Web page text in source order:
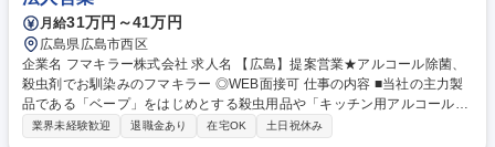
月給31万円～41万円
広島県広島市西区
企業名 フマキラー株式会社 求人名 【広島】提案営業★アルコール除菌、
殺虫剤でお馴染みのフマキラー ◎WEB面接可 仕事の内容 ■当社の主力製
品である「ベープ」をはじめとする殺虫用品や「キッチン用アルコール除
菌」といった家庭用品、園芸用品などの提案営業です。 【具体的には】商
業界未経験歓迎 退職金あり 在宅OK 土日祝休み